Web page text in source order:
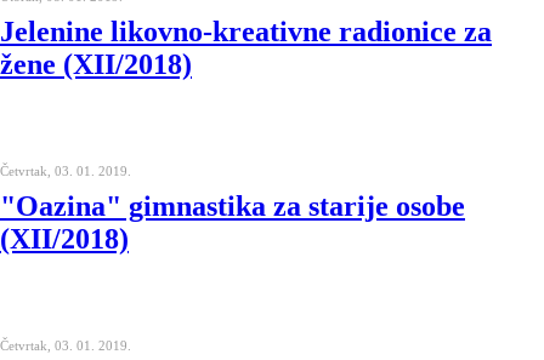
Jelenine likovno-kreativne radionice za
žene (XII/2018)
Četvrtak, 03. 01. 2019.
"Oazina" gimnastika za starije osobe
(XII/2018)
Četvrtak, 03. 01. 2019.